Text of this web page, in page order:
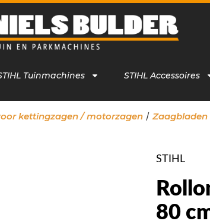
Tuinmachines STIHL Accessoires
kettingzagen / motorzagen / Zaagbladen
STIHL
80